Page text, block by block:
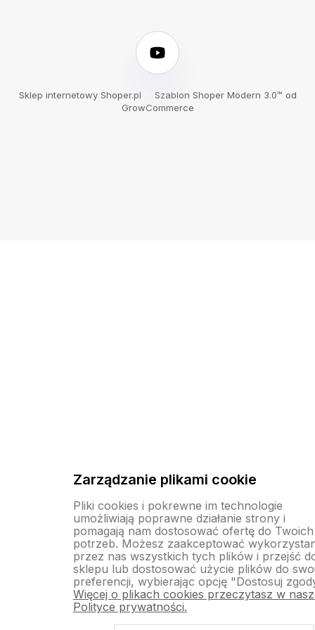
Daszek Przeciwsłoneczny do
19,90 zł
Daszek Przeciwsłoneczny do
Nawigacji GPS 7" Nakładka
Osłona Ekranu GOMEDIA
19,90 zł
Sklep internetowy Shoper.pl Szablon Shoper Modern 3.0™ od
GrowCommerce
Zarządzanie plikami cookie
Pliki cookies i pokrewne im technologie
umożliwiają poprawne działanie strony i
pomagają nam dostosować ofertę do Twoich
potrzeb. Możesz zaakceptować
przez nas wszystkich tych plików i przejść
sklepu lub dostosować użycie plików do
preferencji, wybierając opcję "Dostosuj
Więcej o plikach cookies przeczytasz w
Polityce prywatności.